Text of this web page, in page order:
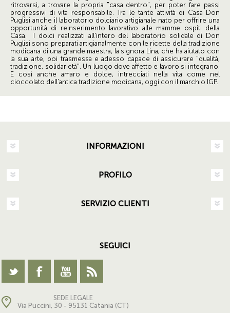
ritrovarsi, a trovare la propria "casa dentro", per poter fare passi
progressivi di vita responsabile. Tra le tante attività di Casa Don
Puglisi anche il laboratorio dolciario artigianale nato per offrire una
opportunità di reinserimento lavorativo alle mamme ospiti della
Casa. I dolci realizzati all'intero del laboratorio solidale di Don
Puglisi sono preparati artigianalmente con le ricette della tradizione
modicana di una grande maestra, la signora Lina, che ha aiutato con
la sua arte, poi trasmessa e adesso capace di assicurare "qualità,
tradizione, solidarietà". Un luogo dove affetto e lavoro si integrano.
E così anche amaro e dolce, intrecciati nella vita come nel
cioccolato dell'antica tradizione modicana, oggi con il marchio IGP.
INFORMAZIONI
PROFILO
SERVIZIO CLIENTI
SEGUICI
SEDE LEGALE
Via Puccini, 30 - 95131 Catania (CT)